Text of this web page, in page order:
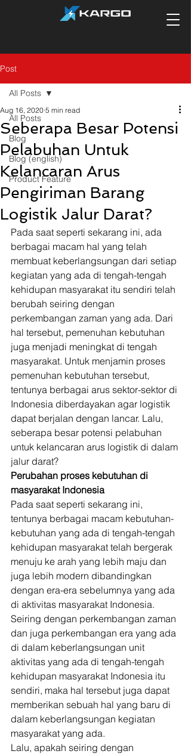
Post
All Posts
Blog
Blog (english)
Product Feature
All Posts
Seberapa Besar Potensi
Pelabuhan Untuk
Kelancaran Arus
Pengiriman Barang
Logistik Jalur Darat?
Aug 16, 2020 5 min read
Pada saat seperti sekarang ini, ada
berbagai macam hal yang telah
membuat keberlangsungan dari setiap
kegiatan yang ada di tengah-tengah
kehidupan masyarakat itu sendiri telah
berubah seiring dengan
perkembangan zaman yang ada. Dari
hal tersebut, pemenuhan kebutuhan
juga menjadi meningkat di tengah
masyarakat. Untuk menjamin proses
pemenuhan kebutuhan tersebut,
tentunya berbagai arus sektor-sektor di
Indonesia diberdayakan agar logistik
dapat berjalan dengan lancar. Lalu,
seberapa besar potensi pelabuhan
untuk kelancaran arus logistik di dalam
jalur darat?
Perubahan proses kebutuhan di
masyarakat Indonesia
Pada saat seperti sekarang ini,
tentunya berbagai macam kebutuhan-
kebutuhan yang ada di tengah-tengah
kehidupan masyarakat telah bergerak
menuju ke arah yang lebih maju dan
juga lebih modern dibandingkan
dengan era-era sebelumnya yang ada
di aktivitas masyarakat Indonesia.
Seiring dengan perkembangan zaman
dan juga perkembangan era yang ada
di dalam keberlangsungan unit
aktivitas yang ada di tengah-tengah
kehidupan masyarakat Indonesia itu
sendiri, maka hal tersebut juga dapat
memberikan sebuah hal yang baru di
dalam keberlangsungan kegiatan
masyarakat yang ada.
Lalu, apakah seiring dengan